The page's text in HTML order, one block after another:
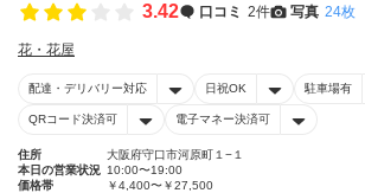
3.42 口コミ 2件 写真 24枚
花・花屋
配達・デリバリー対応 日祝OK 駐車場有
QRコード決済可 電子マネー決済可
住所
大阪府守口市河原町１−１
本日の営業状況 10:00〜19:00
価格帯
￥4,400〜￥27,500